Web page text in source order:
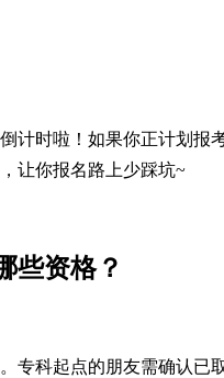
计时啦！如果你正计划报
让你报名路上少踩坑~
些资格？
专科起点的朋友需确认